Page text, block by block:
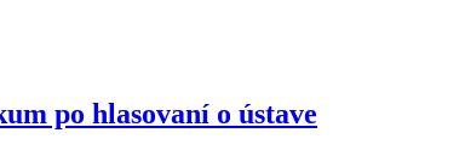
po hlasovaní o ústave